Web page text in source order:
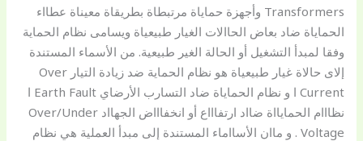
Transformers وأجهزة حماياة مرتبطاة بطريقاة معيناة عطااء
الحماياة ضاد بعاض الحاالات الغيار طبيعياة ويسامى نظام الحماية
وفقا لمبدأ التشغيل أو الحالة الغير طبيعية. من الأسماء المستندة
إلاى حالاة غيار طبيعياة هو نظام الحماية ضد زيادة التيار Over
Current ا و نظام الحماياة ضاد التسارب الأرضاي Earth Fault ا
نظااام الحمايااة ضااد ارتفاااع أو انخفاااض الجهااد Over/Under
Voltage . و ماان الأسااماء المستندة إلى مبدأ العملية هي نظام